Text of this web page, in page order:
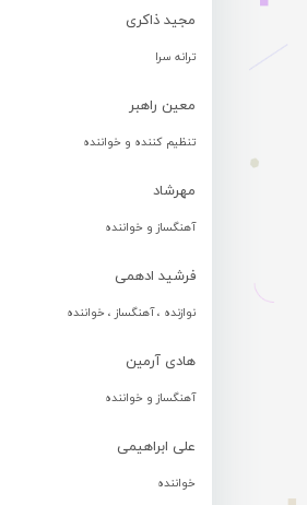
مجید ذاکری
ترانه سرا
معین راهبر
تنظیم کننده و خواننده
مهرشاد
آهنگساز و خواننده
فرشید ادهمی
نوازنده ، آهنگساز ، خواننده
هادی آرمین
آهنگساز و خواننده
علی ابراهیمی
خواننده